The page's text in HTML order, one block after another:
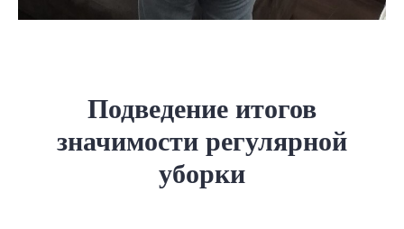
Подведение итогов
значимости регулярной
уборки